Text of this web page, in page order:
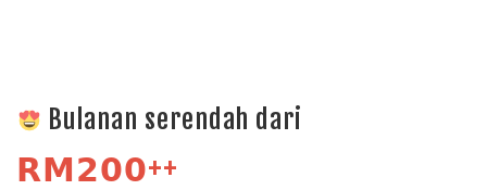
Bulanan serendah dari
𝗥𝗠𝟮𝟬𝟬++